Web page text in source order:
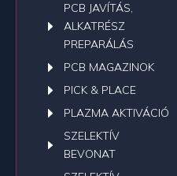
PCB JAVÍTÁS,
ALKATRÉSZ
PREPARÁLÁS
PCB MAGAZINOK
PICK & PLACE
PLAZMA AKTIVÁCIÓ
SZELEKTÍV
BEVONAT